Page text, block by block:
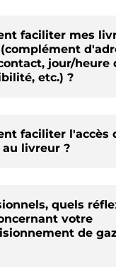
faciliter mes
jour/heure
etc.) ?
faciliter l'accès
livreur ?
quels
votre
de